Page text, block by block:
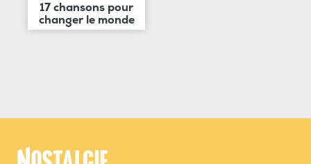
17 chansons pour
changer le monde